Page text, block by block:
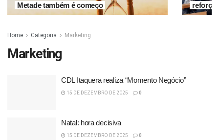
Metade também é começo
reforça
Home Categoria Marketing
Marketing
CDL Itaquera realiza “Momento Negócio”
15 DE DEZEMBRO DE 2025 0
Natal: hora decisiva
15 DE DEZEMBRO DE 2025 0